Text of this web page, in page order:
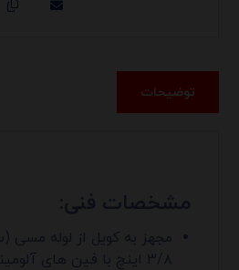
توضیحات
مشخصات فنی:
مجهز به کویل از لوله مسی